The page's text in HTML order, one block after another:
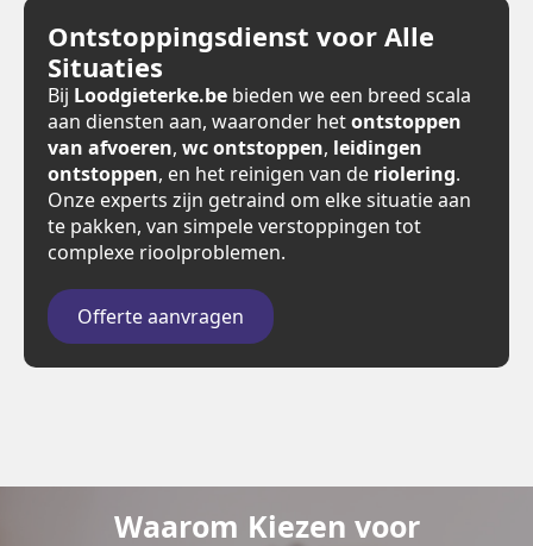
Ontstoppingsdienst voor Alle
Situaties
Bij Loodgieterke.be bieden we een breed scala
aan diensten aan, waaronder hetontstoppen
van afvoeren, wc ontstoppen, leidingen
ontstoppen, en het reinigen van de riolering.
Onze experts zijn getraind om elke situatie aan
te pakken, van simpele verstoppingen tot
complexe rioolproblemen.
Offerte aanvragen
Waarom Kiezen voor